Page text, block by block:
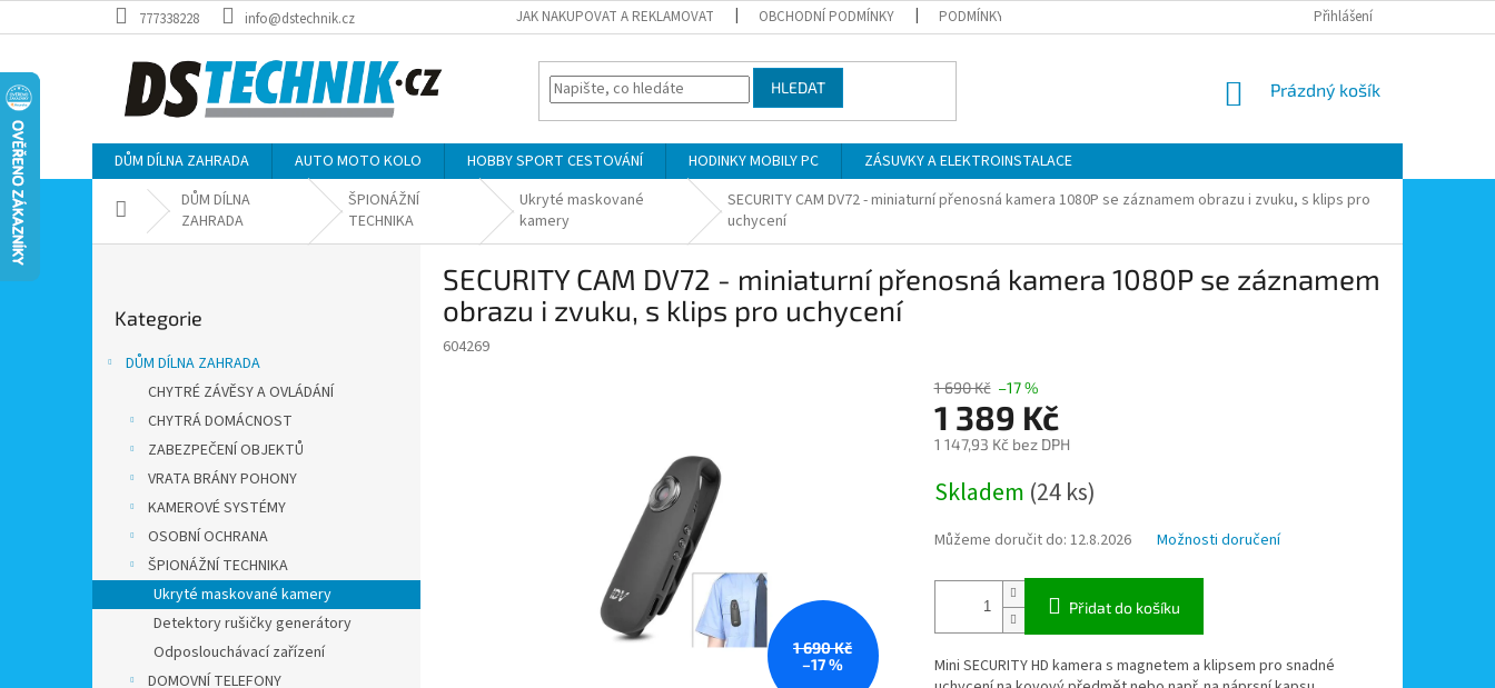
na
777338228 info@dstechnik.cz JAK NAKUPOVAT A REKLAMOVAT OBCHODNÍ PODMÍNKY PODMÍNKY OCHRANY OSOBNÍCH ÚDAJŮ MOJE OBJEDNÁVKA
Přihlášení
HLEDAT
NÁKUPNÍ
Prázdný košík
DŮM DÍLNA ZAHRADA AUTO MOTO KOLO HOBBY SPORT CESTOVÁNÍ HODINKY MOBILY PC ZÁSUVKY A ELEKTROINSTALACE
Domů DŮM DÍLNA
ZAHRADA
ŠPIONÁŽNÍ
TECHNIKA
Ukryté maskované
kamery
SECURITY CAM DV72 - miniaturní přenosná kamera 1080P se záznamem obrazu i zvuku, s klips pro
uchycení
l
kategorie
Kategorie
DŮM DÍLNA ZAHRADA
CHYTRÉ ZÁVĚSY A OVLÁDÁNÍ
CHYTRÁ DOMÁCNOST
ZABEZPEČENÍ OBJEKTŮ
VRATA BRÁNY POHONY
KAMEROVÉ SYSTÉMY
OSOBNÍ OCHRANA
ŠPIONÁŽNÍ TECHNIKA
Ukryté maskované kamery
Detektory rušičky generátory
Odposlouchávací zařízení
DOMOVNÍ TELEFONY
SECURITY CAM DV72 - miniaturní přenosná kamera 1080P se záznamem
obrazu i zvuku, s klips pro uchycení
604269
1 690 Kč
–17 %
1 690 Kč –17 %
1 389 Kč
1 147,93 Kč bez DPH
cena:
Skladem (24 ks)
Můžeme doručit do: 12.8.2026 Možnosti doručení
Přidat do košíku
Mini SECURITY HD kamera s magnetem a klipsem pro snadné